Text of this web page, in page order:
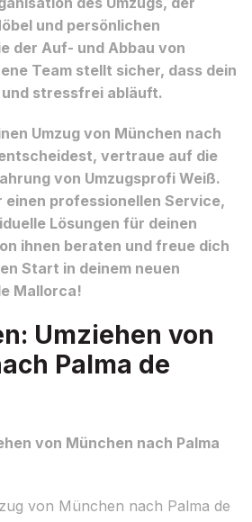
und persönlichen
der Auf- und Abbau von
Team stellt sicher, dass dein
und stressfrei abläuft.
Umzug von München nach
vertraue auf die
von Umzugsprofi Weiß.
einen professionellen Service,
Lösungen für deinen
ihnen beraten und freue dich
Start in deinem neuen
Mallorca!
Umziehen von
Palma de
von München nach Palma
von München nach Palma de